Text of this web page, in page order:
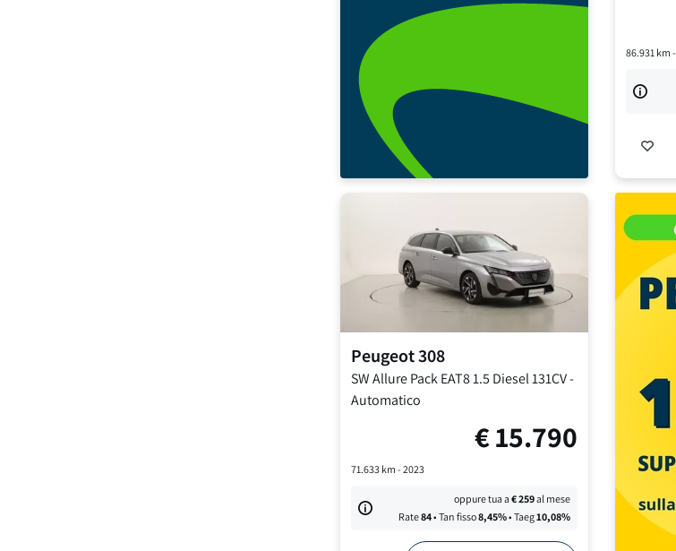
86.931km -
Peugeot308
SW Allure Pack EAT81.5 Diesel 131CV-
Automatico
€15.790
71.633km - 2023
oppure tua a€259al mese
Rate84• Tan fisso8,45%• Taeg10,08%